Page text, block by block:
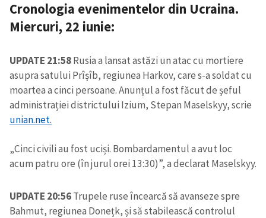
Cronologia evenimentelor din Ucraina.
Miercuri, 22 iunie:
UPDATE 21:58Rusia a lansat astăzi un atac cu mortiere
asupra satului Prîșîb, regiunea Harkov, care s-a soldat cu
moartea a cinci persoane. Anunțul a fost făcut de șeful
administrației districtului Izium, Stepan Maselskyy, scrie
unian.net.
„Cinci civili au fost uciși. Bombardamentul a avut loc
acum patru ore (în jurul orei 13:30)”, a declarat Maselskyy.
UPDATE 20:56Trupele ruse încearcă să avanseze spre
Bahmut, regiunea Donețk, și să stabilească controlul